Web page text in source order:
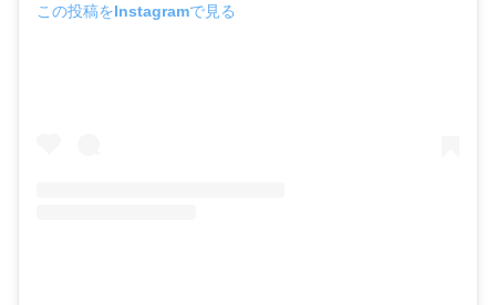
この投稿をInstagramで見る